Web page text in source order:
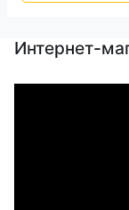
Интернет-